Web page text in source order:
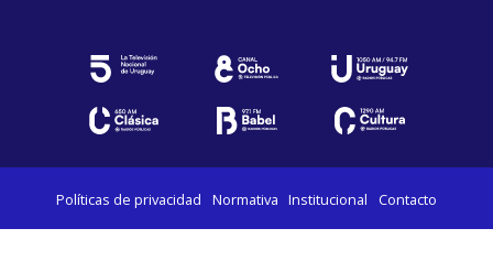
Políticas de privacidad Normativa Institucional Contacto